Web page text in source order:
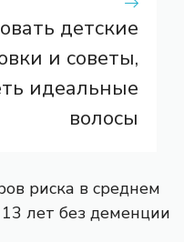
детские
и советы,
идеальные
волосы